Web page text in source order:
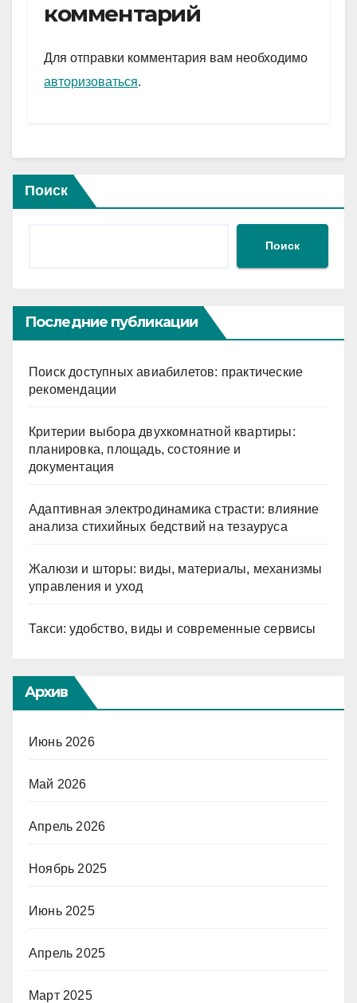
a
m
A
p
и
комментарий
Для отправки комментария вам необходимо
авторизоваться.
Поиск
Поиск
Последние публикации
Поиск доступных авиабилетов: практические
рекомендации
Критерии выбора двухкомнатной квартиры:
планировка, площадь, состояние и
документация
Адаптивная электродинамика страсти: влияние
анализа стихийных бедствий на тезауруса
Жалюзи и шторы: виды, материалы, механизмы
управления и уход
Такси: удобство, виды и современные сервисы
Архив
Июнь 2026
Май 2026
Апрель 2026
Ноябрь 2025
Июнь 2025
Апрель 2025
Март 2025